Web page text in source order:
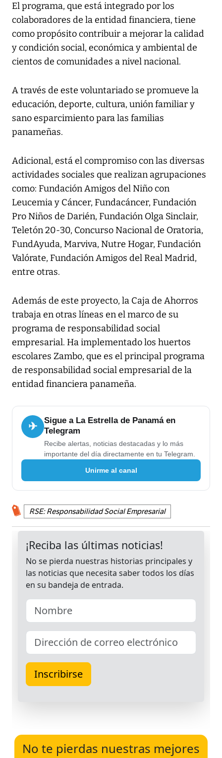
El programa, que está integrado por los
colaboradores de la entidad financiera, tiene
como propósito contribuir a mejorar la calidad
y condición social, económica y ambiental de
cientos de comunidades a nivel nacional.
A través de este voluntariado se promueve la
educación, deporte, cultura, unión familiar y
sano esparcimiento para las familias
panameñas.
Adicional, está el compromiso con las diversas
actividades sociales que realizan agrupaciones
como: Fundación Amigos del Niño con
Leucemia y Cáncer, Fundacáncer, Fundación
Pro Niños de Darién, Fundación Olga Sinclair,
Teletón 20-30, Concurso Nacional de Oratoria,
FundAyuda, Marviva, Nutre Hogar, Fundación
Valórate, Fundación Amigos del Real Madrid,
entre otras.
Además de este proyecto, la Caja de Ahorros
trabaja en otras líneas en el marco de su
programa de responsabilidad social
empresarial. Ha implementado los huertos
escolares Zambo, que es el principal programa
de responsabilidad social empresarial de la
entidad financiera panameña.
✈
Sigue a La Estrella de Panamá en
Telegram
Recibe alertas, noticias destacadas y lo más
importante del día directamente en tu Telegram.
Unirme al canal
RSE: Responsabilidad Social Empresarial
No te pierdas nuestras mejores